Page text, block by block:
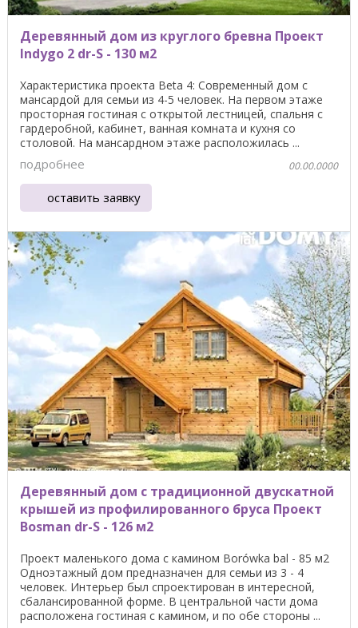
Деревянный дом из круглого бревна Проект
Indygo 2 dr-S - 130 м2
Характеристика проекта Beta 4: Современный дом с
мансардой для семьи из 4-5 человек. На первом этаже
просторная гостиная с открытой лестницей, спальня с
гардеробной, кабинет, ванная комната и кухня со
столовой. На мансардном этаже расположилась ...
подробнее 00.00.0000
оставить заявку
Деревянный дом с традиционной двускатной
крышей из профилированного бруса Проект
Bosman dr-S - 126 м2
Проект маленького дома с камином Borówka bal - 85 м2
Одноэтажный дом предназначен для семьи из 3 - 4
человек. Интерьер был спроектирован в интересной,
сбалансированной форме. В центральной части дома
расположена гостиная с камином, и по обе стороны ...